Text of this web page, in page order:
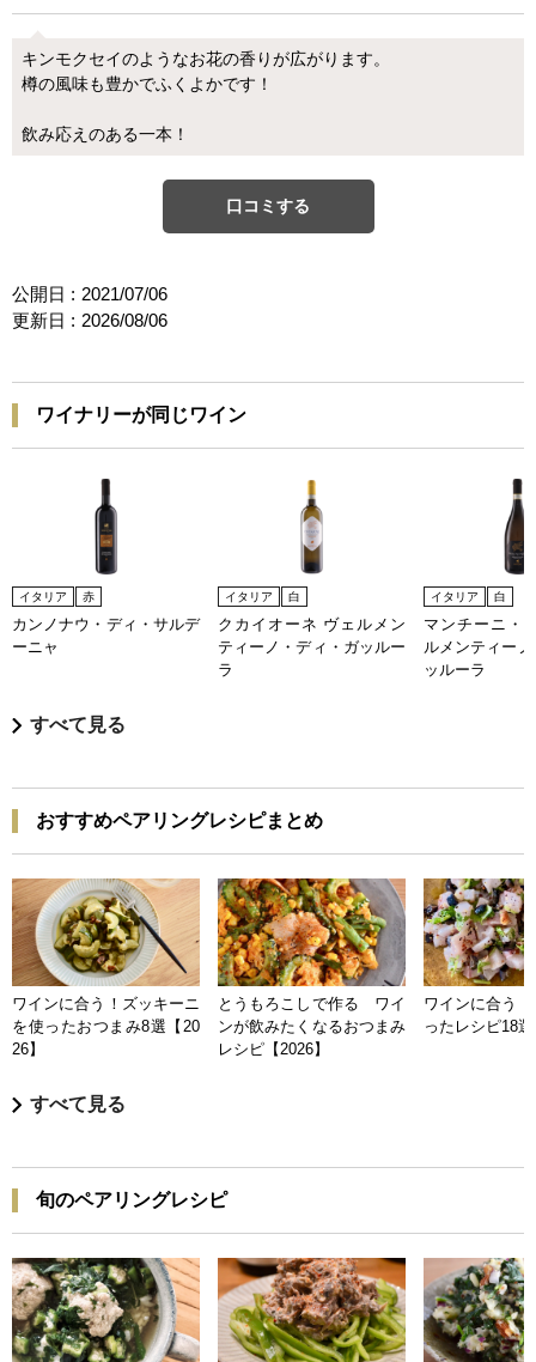
キンモクセイのようなお花の香りが広がります。
樽の風味も豊かでふくよかです！
飲み応えのある一本！
口コミする
公開日 : 2021/07/06
更新日 : 2026/08/06
ワイナリーが同じワイン
イタリア 赤
カンノナウ・ディ・サルデ
ーニャ
イタリア 白
クカイオーネ ヴェルメン
ティーノ・ディ・ガッルー
ラ
イタリア 白
マンチーニ・
ルメンティー
ッルーラ
すべて見る
おすすめペアリングレシピまとめ
ワインに合う！ズッキーニ
を使ったおつまみ8選【20
26】
とうもろこしで作る ワイ
ンが飲みたくなるおつまみ
レシピ【2026】
ワインに合う
ったレシピ18
すべて見る
旬のペアリングレシピ